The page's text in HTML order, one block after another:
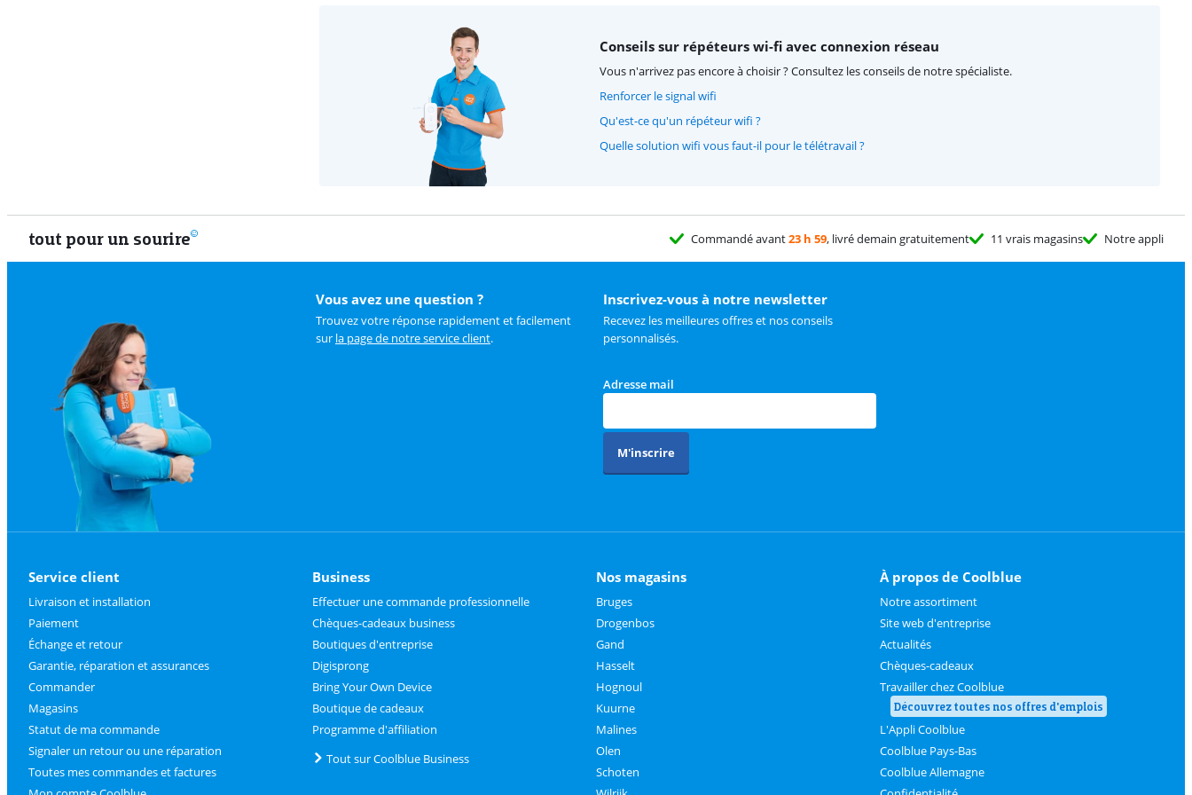
Conseils sur répéteurs wi-fi avec connexion réseau
Vous n'arrivez pas encore à choisir ? Consultez les conseils de notre spécialiste.
Renforcer le signal wifi
Qu'est-ce qu'un répéteur wifi ?
Quelle solution wifi vous faut-il pour le télétravail ?
tout pour un sourire Commandé avant23 h 59, livré demain gratuitement 11 vrais magasins Notre appli
Vous avez une question ?
Trouvez votre réponse rapidement et facilement
sur la page de notre service client.
Inscrivez-vous à notre newsletter
Recevez les meilleures offres et nos conseils
personnalisés.
Adresse mail
M'inscrire
Service client
Livraison et installation
Paiement
Échange et retour
Garantie, réparation et assurances
Commander
Magasins
Statut de ma commande
Signaler un retour ou une réparation
Toutes mes commandes et factures
Business
Effectuer une commande professionnelle
Chèques-cadeaux business
Boutiques d'entreprise
Digisprong
Bring Your Own Device
Boutique de cadeaux
Programme d'affiliation
Tout sur Coolblue Business
Nos magasins
Bruges
Drogenbos
Gand
Hasselt
Hognoul
Kuurne
Malines
Olen
Schoten
À propos de Coolblue
Notre assortiment
Site web d'entreprise
Actualités
Chèques-cadeaux
Travailler chez Coolblue
Découvrez toutes nos offres d'emplois
L'Appli Coolblue
Coolblue Pays-Bas
Coolblue Allemagne